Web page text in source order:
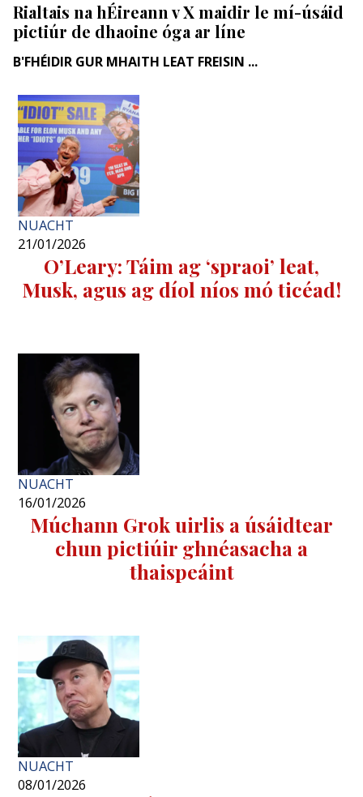
Rialtais na hÉireann v X maidir le mí-úsáid
pictiúr de dhaoine óga ar líne
B'FHÉIDIR GUR MHAITH LEAT FREISIN ...
NUACHT
21/01/2026
O’Leary: Táim ag ‘spraoi’ leat,
Musk, agus ag díol níos mó ticéad!
NUACHT
16/01/2026
Múchann Grok uirlis a úsáidtear
chun pictiúir ghnéasacha a
thaispeáint
NUACHT
08/01/2026